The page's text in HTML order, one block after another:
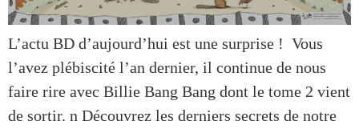
L’actu BD d’aujourd’hui est une surprise ! Vous
l’avez plébiscité l’an dernier, il continue de nous
faire rire avec Billie Bang Bang dont le tome 2 vient
de sortir. n Découvrez les derniers secrets de notre